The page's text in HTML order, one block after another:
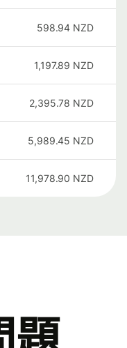
598.94 NZD
1,197.89 NZD
2,395.78 NZD
5,989.45 NZD
11,978.90 NZD